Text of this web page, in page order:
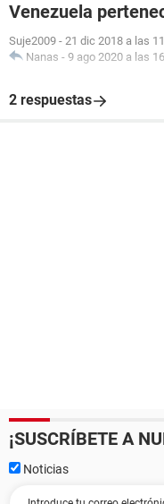
Venezuela
Suje2009 - 21 dic 2018 a las
Nanas - 9 ago 2020 a las
2 respuestas
¡SUSCRÍBETE A
Noticias